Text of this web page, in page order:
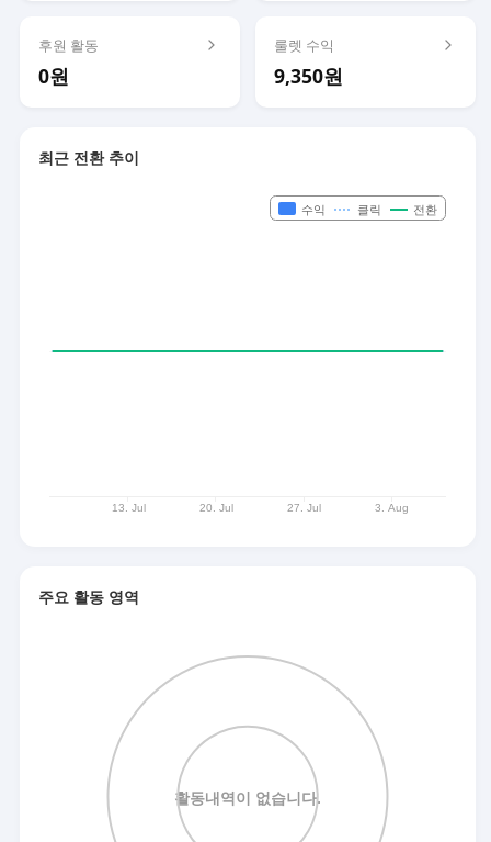
후원 활동
0원
룰렛 수익
9,350원
최근 전환 추이
주요 활동 영역